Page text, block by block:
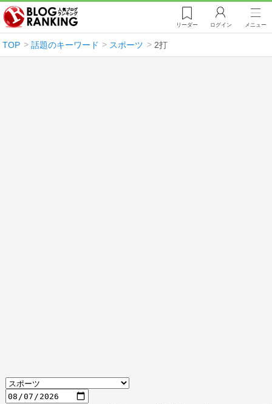
リーダー ログイン メニュー
TOP 話題のキーワード スポーツ 2打